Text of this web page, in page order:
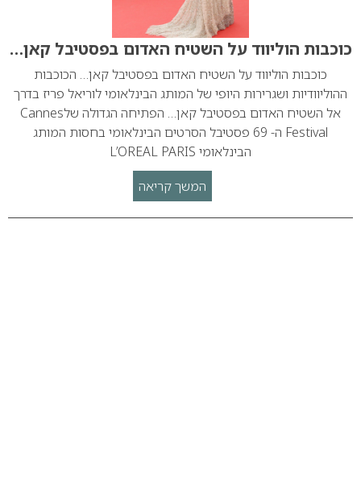
כוכבות הוליווד על השטיח האדום בפסטיבל קאן…
כוכבות הוליווד על השטיח האדום בפסטיבל קאן… הכוכבות
ההוליוודיות ושגרירות היופי של המותג הבינלאומי לוריאל פריז בדרך
אל השטיח האדום בפסטיבל קאן… הפתיחה הגדולה שלCannes
Festival ה- 69 פסטיבל הסרטים הבינלאומי בחסות המותג
הבינלאומי L’OREAL PARIS
המשך קריאה